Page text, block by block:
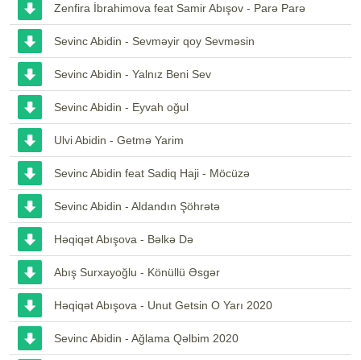
Zenfira İbrahimova feat Samir Abışov - Parə Parə
Sevinc Abidin - Sevməyir qoy Sevməsin
Sevinc Abidin - Yalnız Beni Sev
Sevinc Abidin - Eyvah oğul
Ulvi Abidin - Getmə Yarim
Sevinc Abidin feat Sadiq Haji - Möcüzə
Sevinc Abidin - Aldandın Şöhrətə
Həqiqət Abışova - Bəlkə Də
Abış Surxayoğlu - Könüllü Əsgər
Həqiqət Abışova - Unut Getsin O Yarı 2020
Sevinc Abidin - Ağlama Qəlbim 2020